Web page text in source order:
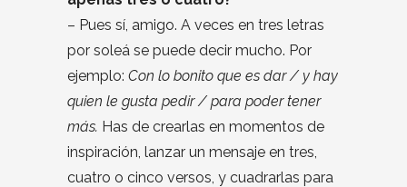
– Pues sí, amigo. A veces en tres letras
por soleá se puede decir mucho. Por
ejemplo: Con lo bonito que es dar / y hay
quien le gusta pedir / para poder tener
más. Has de crearlas en momentos de
inspiración, lanzar un mensaje en tres,
cuatro o cinco versos, y cuadrarlas para